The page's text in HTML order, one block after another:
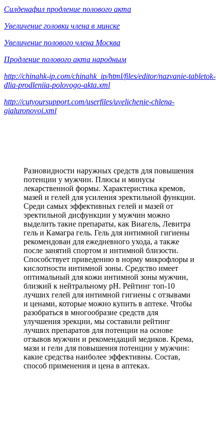
Силденафил продление полового акта
Увеличение головки члена в минске
Увеличение полового члена Москва
Продление полового акта народным
http://chinahk-ip.com/chinahk_ip/html/files/editor/nazvanie-tabletok-
dlia-prodleniia-polovogo-akta.xml
http://cutyoursupport.com/userfiles/uvelichenie-chlena-
gialuronovoi.xml
Разновидности наружных средств для повышения
потенции у мужчин. Плюсы и минусы
лекарственной формы. Характеристика кремов,
мазей и гелей для усиления эректильной функции.
Среди самых эффективных гелей и мазей от
эректильной дисфункции у мужчин можно
выделить такие препараты, как Виагель, Левитра
гель и Камагра гель. Гель для интимной гигиены
рекомендован для ежедневного ухода, а также
после занятий спортом и интимной близости.
Способствует приведению в норму микрофлоры и
кислотности интимной зоны. Средство имеет
оптимальный для кожи интимной зоны мужчин,
близкий к нейтральному рН. Рейтинг топ-10
лучших гелей для интимной гигиены с отзывами
и ценами, которые можно купить в аптеке. Чтобы
разобраться в многообразие средств для
улучшения эрекции, мы составили рейтинг
лучших препаратов для потенции на основе
отзывов мужчин и рекомендаций медиков. Крема,
мази и гели для повышения потенции у мужчин:
какие средства наиболее эффективны. Состав,
способ применения и цена в аптеках.